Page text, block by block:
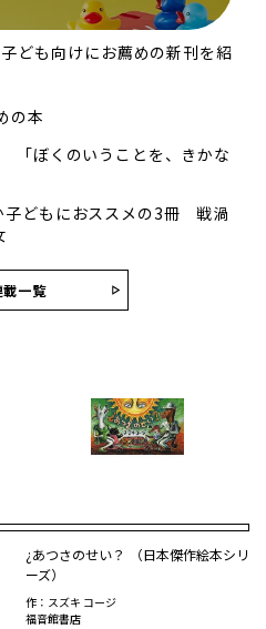
ども向けにお薦めの新刊を紹
の本
「ぼくのいうことを、きかな
子どもにおススメの3冊 戦渦
載一覧
¿あつさのせい？ （日本傑作絵本シリ
ーズ）
作：スズキ コージ
福音館書店